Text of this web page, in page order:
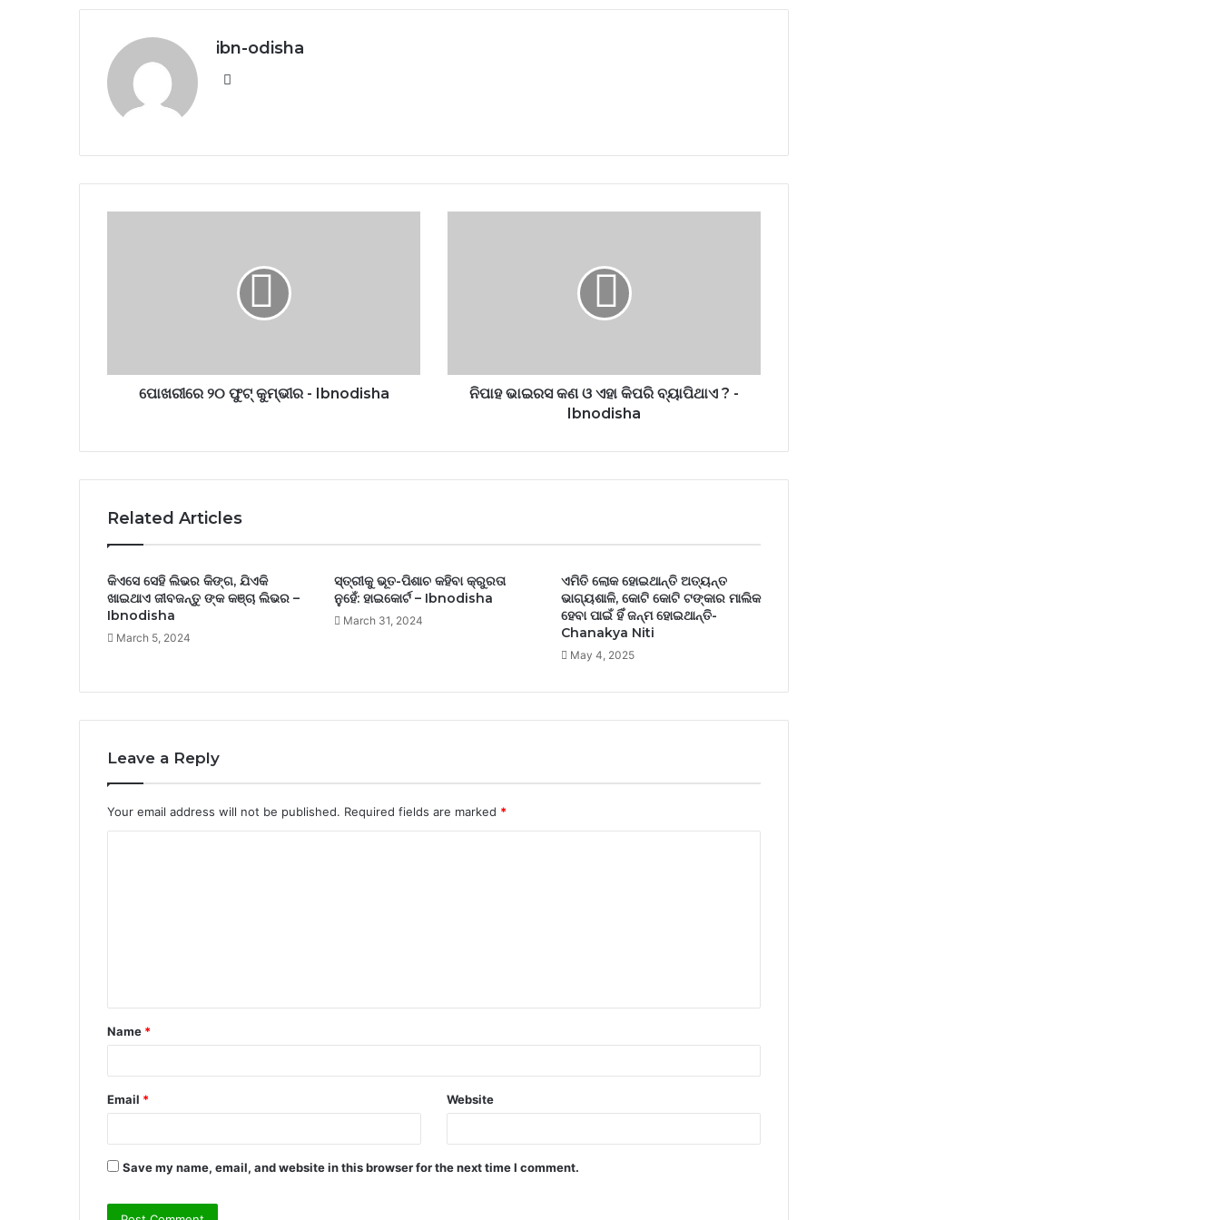
ibn-odisha
Website
ପୋଖରୀରେ ୨୦ ଫୁଟ୍‌ କୁମ୍ଭୀର - Ibnodisha
ନିପାହ ଭାଇରସ କଣ ଓ ଏହା କିପରି ବ୍ୟାପିଥାଏ ? -
Ibnodisha
Related Articles
କିଏସେ ସେହି ଲିଭର କିଙ୍ଗ, ଯିଏକି
ଖାଇଥାଏ ଜୀବଜନ୍ତୁ ଙ୍କ କଞ୍ଚା ଲିଭର –
Ibnodisha
March 5, 2024
ସ୍ତ୍ରୀକୁ ଭୂତ-ପିଶାଚ କହିବା କ୍ରୁରତା
ନୁହେଁ: ହାଇକୋର୍ଟ – Ibnodisha
March 31, 2024
ଏମିତି ଲୋକ ହୋଇଥାନ୍ତି ଅତ୍ୟନ୍ତ
ଭାଗ୍ୟଶାଳି, କୋଟି କୋଟି ଟଙ୍କାର ମାଲିକ
ହେବା ପାଇଁ ହିଁ ଜନ୍ମ ହୋଇଥାନ୍ତି-
Chanakya Niti
May 4, 2025
Leave a Reply
Your email address will not be published. Required fields are marked *
t
*
Name *
Email * Website
Save my name, email, and website in this browser for the next time I comment.